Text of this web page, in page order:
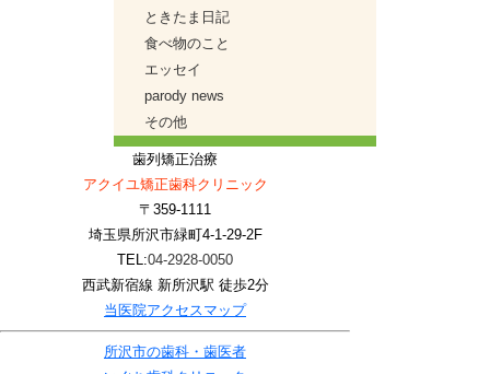
ときたま日記
食べ物のこと
エッセイ
parody news
その他
歯列矯正治療
アクイユ矯正歯科クリニック
〒359-1111
埼玉県所沢市緑町4-1-29-2F
TEL:04-2928-0050
西武新宿線 新所沢駅 徒歩2分
当医院アクセスマップ
所沢市の歯科・歯医者